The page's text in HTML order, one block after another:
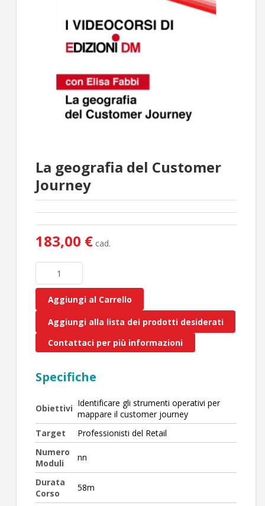
La geografia del Customer
Journey
183,00 € cad.
Aggiungi al Carrello
Aggiungi alla lista dei prodotti desiderati
Contattaci per più informazioni
Specifiche
Obiettivi Identificare gli strumenti operativi per
mappare il customer journey
Target
Professionisti del Retail
Numero
Moduli
nn
Durata
Corso
58m